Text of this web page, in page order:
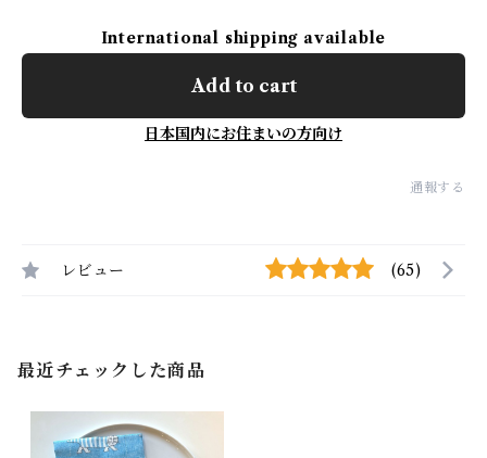
International shipping available
Add to cart
日本国内にお住まいの方向け
通報する
レビュー (65)
最近チェックした商品